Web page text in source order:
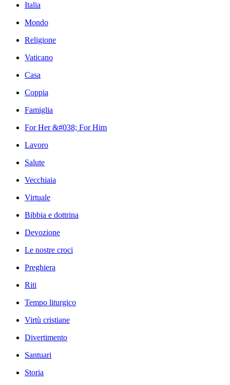
Italia
Mondo
Religione
Vaticano
Casa
Coppia
Famiglia
For Her &#038; For Him
Lavoro
Salute
Vecchiaia
Virtuale
Bibbia e dottrina
Devozione
Le nostre croci
Preghiera
Riti
Tempo liturgico
Virtù cristiane
Divertimento
Santuari
Storia